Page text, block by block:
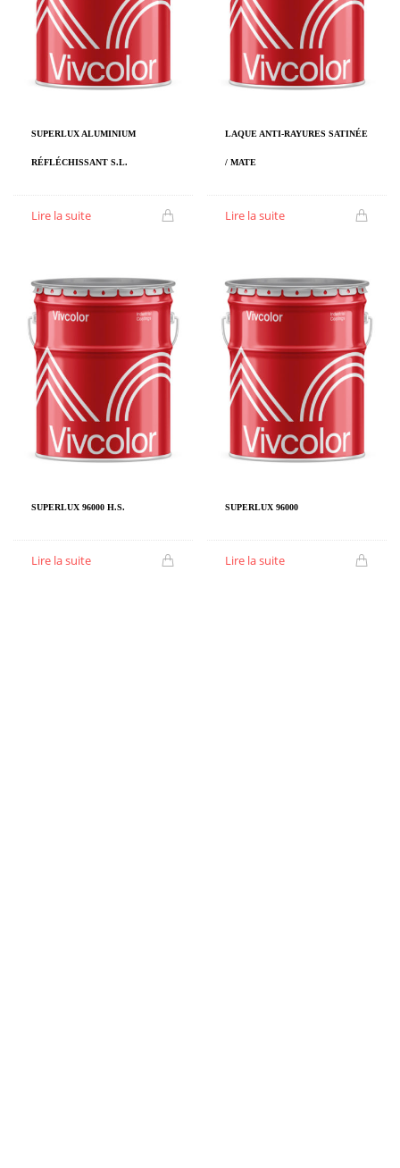
SUPERLUX ALUMINIUM
RÉFLÉCHISSANT S.L.
Lire la suite
LAQUE ANTI-RAYURES SATINÉE
/ MATE
Lire la suite
SUPERLUX 96000 H.S.
Lire la suite
SUPERLUX 96000
Lire la suite